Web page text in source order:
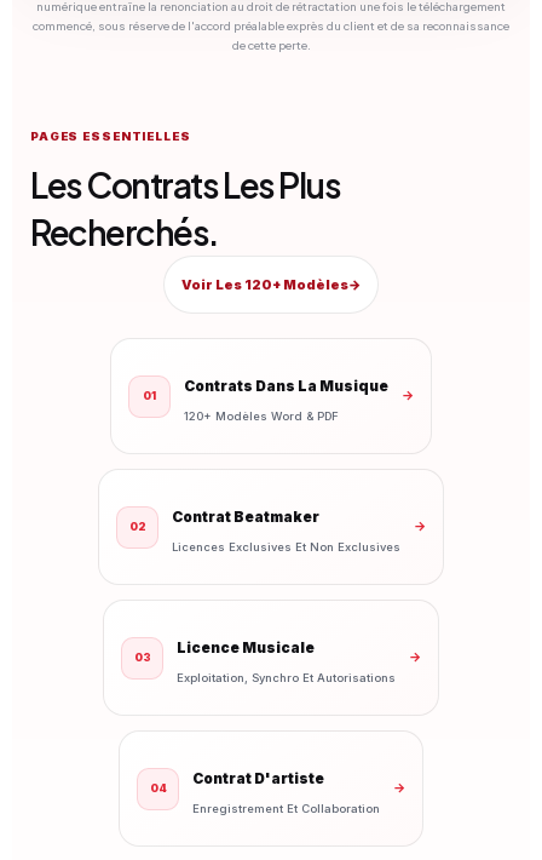
numérique entraîne la renonciation au droit de rétractation une fois le téléchargement
commencé, sous réserve de l'accord préalable exprès du client et de sa reconnaissance
de cette perte.
PAGES ESSENTIELLES
Les Contrats Les Plus
Recherchés.
Voir Les 120+ Modèles→
01
Contrats Dans La Musique
120+ Modèles Word & PDF
→
02
Contrat Beatmaker
Licences Exclusives Et Non Exclusives
→
03
Licence Musicale
Exploitation, Synchro Et Autorisations
→
04
Contrat D'artiste
Enregistrement Et Collaboration
→